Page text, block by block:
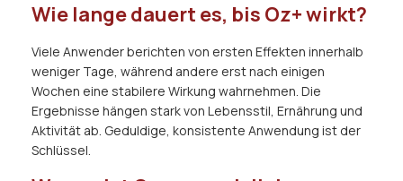
Wie lange dauert es, bis Oz+ wirkt?
Viele Anwender berichten von ersten Effekten innerhalb
weniger Tage, während andere erst nach einigen
Wochen eine stabilere Wirkung wahrnehmen. Die
Ergebnisse hängen stark von Lebensstil, Ernährung und
Aktivität ab. Geduldige, konsistente Anwendung ist der
Schlüssel.